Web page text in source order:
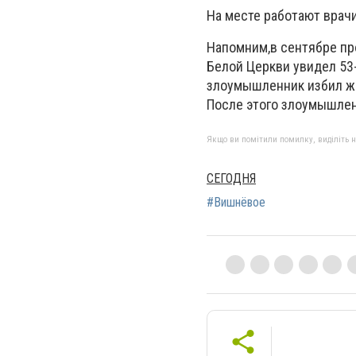
На месте работают
Напомним,в сентябре
Белой Церкви увидел
злоумышленник избил
После этого
Якщо ви помітили помилку, виділіть
СЕГОДНЯ
#Вишнёвое